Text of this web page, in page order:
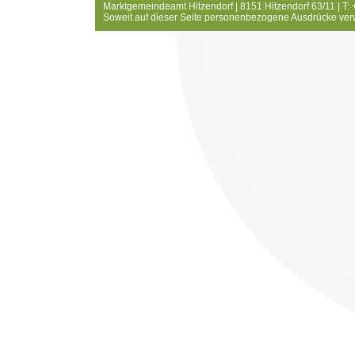
Marktgemeindeamt Hitzendorf | 8151 Hitzendorf 63/11 |
Soweit auf dieser Seite personenbezogene Ausdrücke